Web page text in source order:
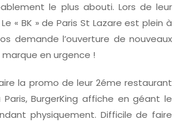
le plus abouti. Lors de leur
« BK » de Paris St Lazare est plein à
demande l’ouverture de nouveaux
en urgence !
la promo de leur 2éme restaurant
BurgerKing affiche en géant le
physiquement. Difficile de faire